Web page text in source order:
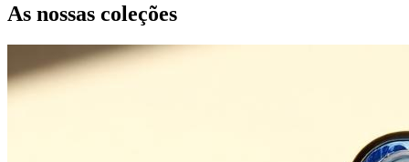
As nossas coleções